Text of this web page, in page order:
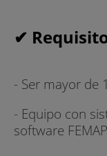
✔
- Ser mayor de
- Equipo con
software